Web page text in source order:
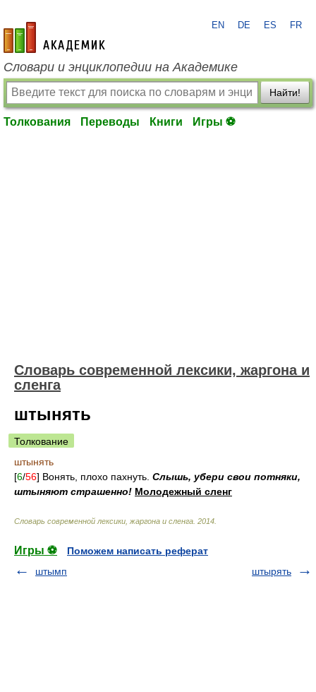
academic.ru
EN DE ES FR
Словари и энциклопедии на Академике
Найти!
Толкования Переводы Книги Игры ⚽
Cловарь современной лексики, жаргона и
сленга
штынять
Толкование
штынять
[6/56] Вонять, плохо пахнуть. Слышь, убери свои потняки,
штыняют страшенно! Молодежный сленг
Cловарь современной лексики, жаргона и сленга 2014
Игры ⚽
Поможем написать реферат
штымп
штырять